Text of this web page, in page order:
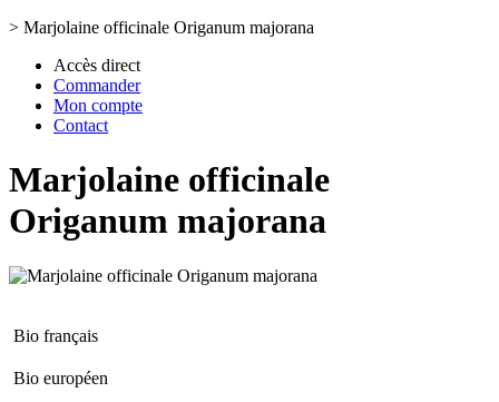
> Marjolaine officinale Origanum majorana
Accès direct
Commander
Mon compte
Contact
Marjolaine officinale
Origanum majorana
Bio français
Bio européen